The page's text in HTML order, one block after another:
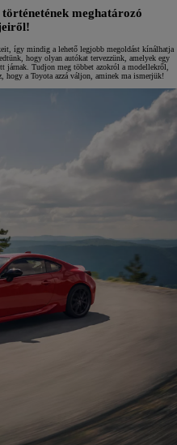
meghatározó
így mindig a lehető legjobb megoldást kínálhatja
hogy olyan autókat tervezzünk, amelyek egy
Tudjon meg többet azokról a modellekről,
hogy a Toyota azzá váljon, aminek ma ismerjük!